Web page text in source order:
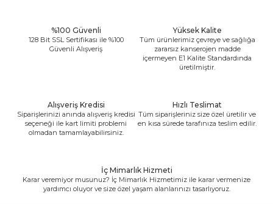
%100 Güvenli
128 Bit SSL Sertifikası ile %100
Güvenli Alışveriş
Yüksek Kalite
Tüm ürünlerimiz çevreye ve sağlığa
zararsız kanserojen madde
içermeyen E1 Kalite Standardında
üretilmiştir.
Alışveriş Kredisi
Siparişlerinizi anında alışveriş kredisi
seçeneği ile kart limiti problemi
olmadan tamamlayabilirsiniz.
Hızlı Teslimat
Tüm siparişleriniz size özel üretilir ve
en kısa sürede tarafınıza teslim edilir.
İç Mimarlık Hizmeti
Karar veremiyor musunuz? İç Mimarlık Hizmetimiz ile karar vermenize
yardımcı oluyor ve size özel yaşam alanlarınızı tasarlıyoruz.